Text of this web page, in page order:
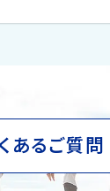
あるご質問